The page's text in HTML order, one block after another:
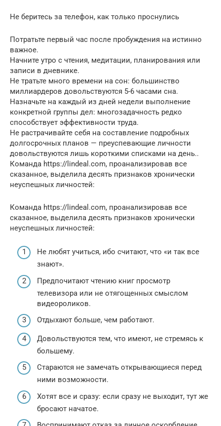
Не беритесь за телефон, как только проснулись
Потратьте первый час после пробуждения на истинно
важное.
Начните утро с чтения, медитации, планирования или
записи в дневнике.
Не тратьте много времени на сон: большинство
миллиардеров довольствуются 5-6 часами сна.
Назначьте на каждый из дней недели выполнение
конкретной группы дел: многозадачность редко
способствует эффективности труда.
Не растрачивайте себя на составление подробных
долгосрочных планов — преуспевающие личности
довольствуются лишь короткими списками на день..
Команда https://lindeal.com, проанализировав все
сказанное, выделила десять признаков хронически
неуспешных личностей:
Команда https://lindeal.com, проанализировав все
сказанное, выделила десять признаков хронически
неуспешных личностей:
Не любят учиться, ибо считают, что «и так все
знают».
Предпочитают чтению книг просмотр
телевизора или не отягощенных смыслом
видеороликов.
Отдыхают больше, чем работают.
Довольствуются тем, что имеют, не стремясь к
большему.
Стараются не замечать открывающиеся перед
ними возможности.
Хотят все и сразу: если сразу не выходит, тут же
бросают начатое.